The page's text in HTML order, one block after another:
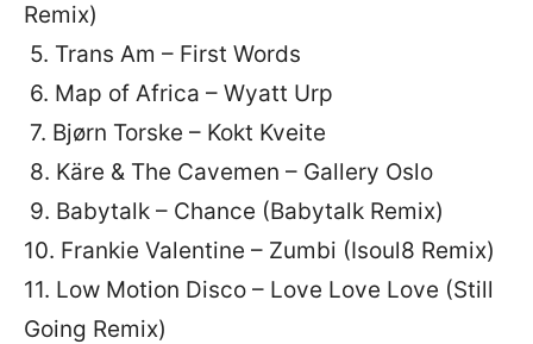
Remix)
5. Trans Am – First Words
6. Map of Africa – Wyatt Urp
7. Bjørn Torske – Kokt Kveite
8. Käre & The Cavemen – Gallery Oslo
9. Babytalk – Chance (Babytalk Remix)
10. Frankie Valentine – Zumbi (Isoul8 Remix)
11. Low Motion Disco – Love Love Love (Still
Going Remix)